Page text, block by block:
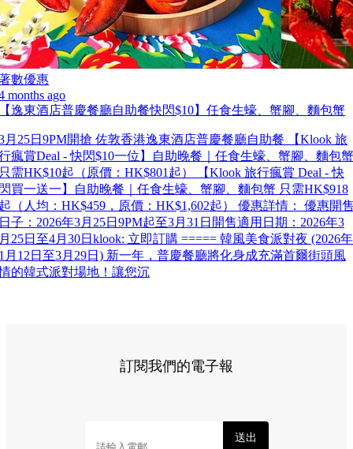
數優惠
months ago
逸東酒店普慶餐廳自助餐快閃$10】任食生蠔、蟹腳、麵包蟹
月25日9PM開搶 佐敦香港逸東酒店普慶餐廳自助餐 【Klook 旅
瘋賞Deal - 快閃$10一位】自助晚餐｜任食生蠔、蟹腳、麵包蟹
需HK$10起（原價：HK$801起） 【Klook 旅行瘋賞 Deal - 快
買一送一】自助晚餐｜任食生蠔、蟹腳、麵包蟹 只需HK$918
（人均：HK$459，原價：HK$1,602起） 優惠詳情： 優惠開
子：2026年3月25日9PM起至3月31日開售適用日期：2026年3
25日至4月30日klook: 立即訂購 ===== 韓風美食派對夜 (2026年
月12日至3月29日) 新一年，普慶餐廳將化身成充滿首爾街頭風
的韓式派對場地！讓您沉
訂閱我們的電子報
送出